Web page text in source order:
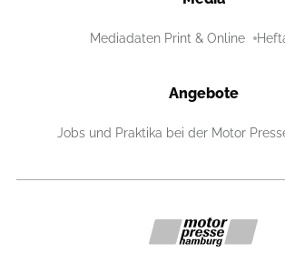
Mediadaten Print & Online
Angebote
Jobs und Praktika bei der Motor